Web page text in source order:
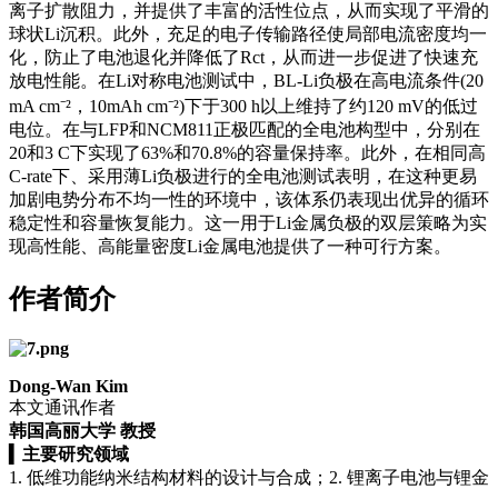
离子扩散阻力，并提供了丰富的活性位点，从而实现了平滑的
球状Li沉积。此外，充足的电子传输路径使局部电流密度均一
化，防止了电池退化并降低了Rct，从而进一步促进了快速充
放电性能。在Li对称电池测试中，BL-Li负极在高电流条件(20
mA cm⁻²，10mAh cm⁻²)下于300 h以上维持了约120 mV的低过
电位。在与LFP和NCM811正极匹配的全电池构型中，分别在
20和3 C下实现了63%和70.8%的容量保持率。此外，在相同高
C-rate下、采用薄Li负极进行的全电池测试表明，在这种更易
加剧电势分布不均一性的环境中，该体系仍表现出优异的循环
稳定性和容量恢复能力。这一用于Li金属负极的双层策略为实
现高性能、高能量密度Li金属电池提供了一种可行方案。
作者简介
Dong-Wan Kim
本文通讯作者
韩国高丽大学 教授
主要研究领域
1. 低维功能纳米结构材料的设计与合成；2. 锂离子电池与锂金